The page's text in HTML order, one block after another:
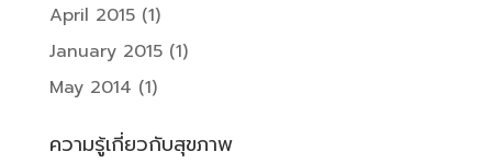
April 2015(1)
January 2015(1)
May 2014 (1)
ความรู้เกี่ยวกับสุขภาพ